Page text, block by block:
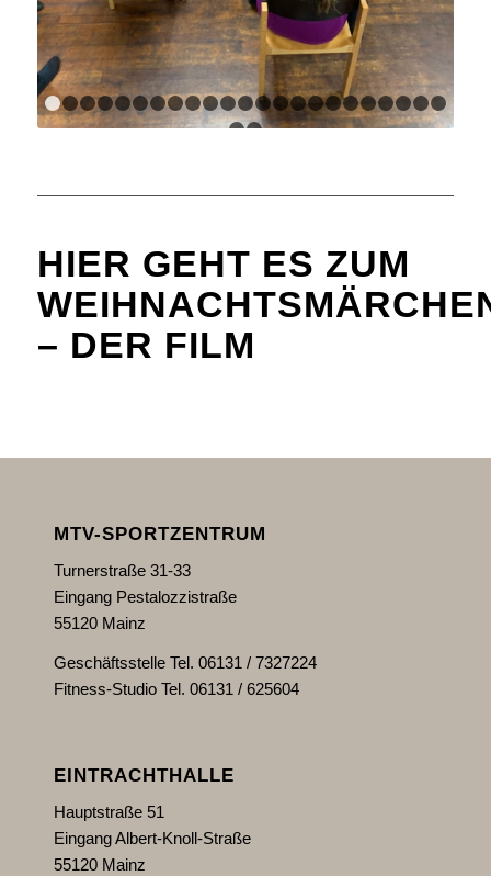
1 2 3 4 5 6 7 8 9 1011121314151617
HIER GEHT ES ZUM
– DER FILM
MTV-SPORTZENTRUM
Turnerstraße 31-33
Eingang Pestalozzistraße
55120 Mainz
Geschäftsstelle Tel. 06131 / 7327224
Fitness-Studio Tel. 06131 / 625604
EINTRACHTHALLE
Hauptstraße 51
Eingang Albert-Knoll-Straße
55120 Mainz